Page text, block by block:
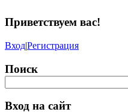
Приветствуем вас!
Вход|Регистрация
Поиск
Вход на сайт